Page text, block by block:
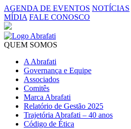
AGENDA DE EVENTOS NOTÍCIAS
MÍDIA FALE CONOSCO
QUEM SOMOS
A Abrafati
Governança e Equipe
Associados
Comitês
Marca Abrafati
Relatório de Gestão 2025
Trajetória Abrafati – 40 anos
Código de Ética